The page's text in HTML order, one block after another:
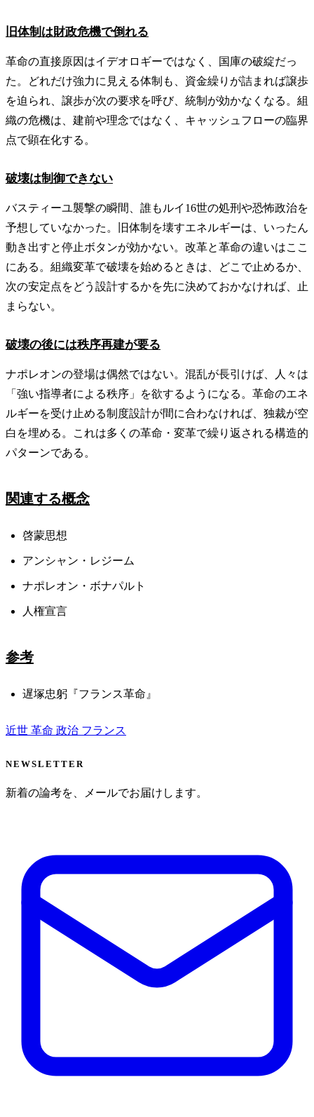
旧体制は財政危機で倒れる
革命の直接原因はイデオロギーではなく、国庫の破綻だっ
た。どれだけ強力に見える体制も、資金繰りが詰まれば譲歩
を迫られ、譲歩が次の要求を呼び、統制が効かなくなる。組
織の危機は、建前や理念ではなく、キャッシュフローの臨界
点で顕在化する。
破壊は制御できない
バスティーユ襲撃の瞬間、誰もルイ16世の処刑や恐怖政治を
予想していなかった。旧体制を壊すエネルギーは、いったん
動き出すと停止ボタンが効かない。改革と革命の違いはここ
にある。組織変革で破壊を始めるときは、どこで止めるか、
次の安定点をどう設計するかを先に決めておかなければ、止
まらない。
破壊の後には秩序再建が要る
ナポレオンの登場は偶然ではない。混乱が長引けば、人々は
「強い指導者による秩序」を欲するようになる。革命のエネ
ルギーを受け止める制度設計が間に合わなければ、独裁が空
白を埋める。これは多くの革命・変革で繰り返される構造的
パターンである。
関連する概念
啓蒙思想
アンシャン・レジーム
ナポレオン・ボナパルト
人権宣言
参考
遅塚忠躬『フランス革命』
近世 革命 政治 フランス
NEWSLETTER
新着の論考を、メールでお届けします。